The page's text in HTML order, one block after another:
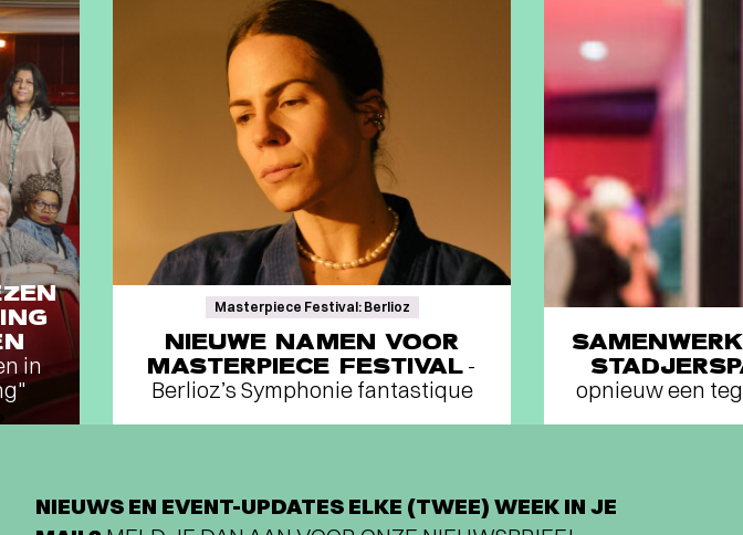
in
Masterpiece Festival: Berlioz
NIEUWE NAMEN VOOR
MASTERPIECE FESTIVAL -
Berlioz’s Symphonie fantastique
opnieuw een
NIEUWS EN EVENT-UPDATES ELKE (TWEE) WEEK IN JE